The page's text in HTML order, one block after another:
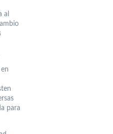
al
para